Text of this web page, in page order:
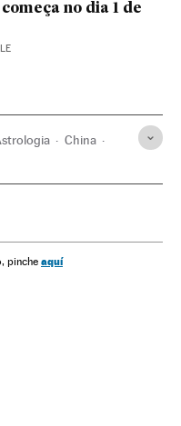
no dia 1 de
China
pinche aquí